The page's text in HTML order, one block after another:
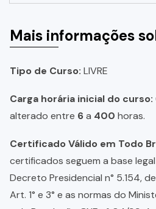
Mais informações
Tipo de Curso: LIVRE
Carga horária inicial do curso:
alterado entre 6a 400 horas.
Certificado Válido em Todo
certificados seguem a base
Decreto Presidencial n° 5.154,
Art. 1° e 3° e as normas do